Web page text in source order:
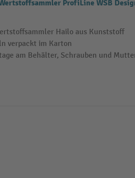
ProfiLine WSB
Hailo aus Kunststoff
verpackt im Karton
am Behälter, Schrauben und